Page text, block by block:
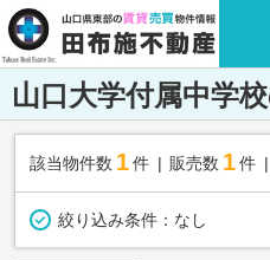
山口大学付属中学
該当物件数 1件 販売数 1 件
絞り込み条件： なし